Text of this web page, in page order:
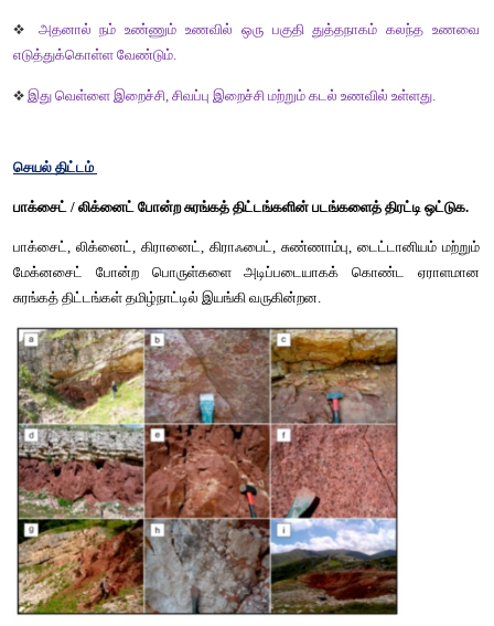
❖ பாக்சைட்
❖
போன்றவை மின்சாரத்தைக் கடத்தும் தனிமங்களாகும்.
3. தாமிரத்தின் சில பயன்பாடுகளை எழுதுக.
❖
❖ கணினி, தொலைக்காட்சி, செல்பேசி முதலான அனைத்து மின்
தாமிரம் பயன்படுகிறது.
4. இரும்புத் தாது குறித்துச் சிறு குறிப்பு வரைக.
❖ இரும்புத் தாது இரும்பு உற்பத்தி செய்யப் பயன்படுகிறது. இது
❖ தமிழ்நாட்டில் கஞ்சமலையில் கிடைக்கிறது.